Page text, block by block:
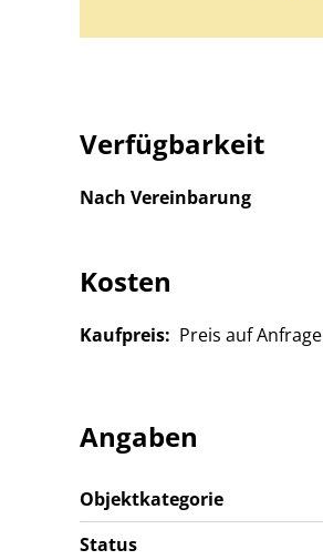
Verfügbarkeit
Nach Vereinbarung
Kosten
Kaufpreis: Preis auf Anfrage
Angaben
Objektkategorie
Status